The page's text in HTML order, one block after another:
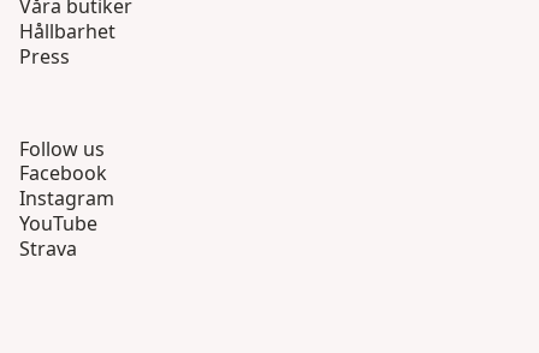
Våra butiker
Hållbarhet
Press
Follow us
Facebook
Instagram
YouTube
Strava